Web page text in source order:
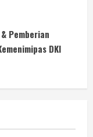
Pemberian
DKI